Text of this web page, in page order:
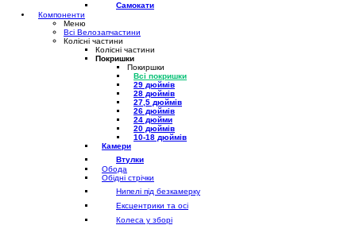
Самокати
Компоненти
Меню
Всі Велозапчастини
Колісні частини
Колісні частини
Покришки
Покиршки
Всі покришки
29 дюймів
28 дюймів
27,5 дюймів
26 дюймів
24 дюйми
20 дюймів
10-18 дюймів
Камери
Втулки
Обода
Обідні стрічки
Нипелі під безкамерку
Ексцентрики та осі
Колеса у зборі